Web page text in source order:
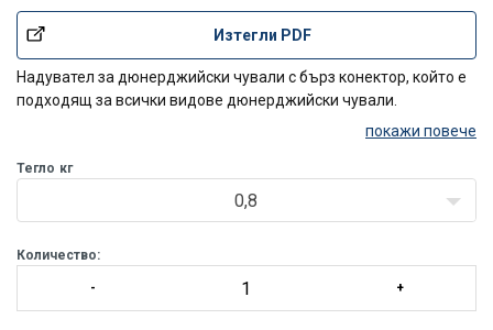
Изтегли PDF
Надувател за дюнерджийски чували с бърз конектор, който е
подходящ за всички видове дюнерджийски чували.
покажи повече
Тегло кг
0,8
Количество: